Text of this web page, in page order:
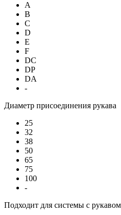
A
B
C
D
E
F
DC
DP
DA
-
Диаметр присоединения рукава
25
32
38
50
65
75
100
-
Подходит для системы с